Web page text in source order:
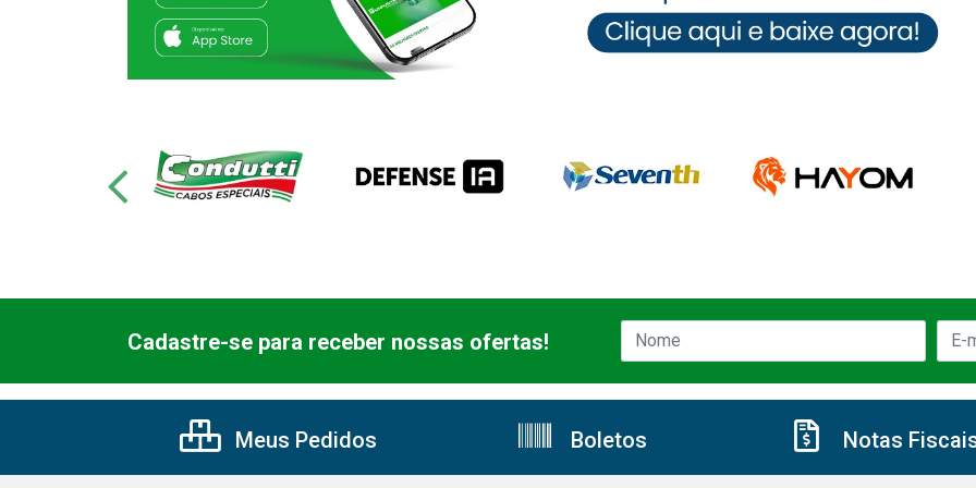
Cadastre-se para receber nossas ofertas!
Meus Pedidos Boletos Notas